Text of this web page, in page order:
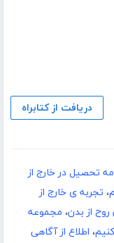
دریافت از کتابراه
تحصیل در خارج از
، تجربه ی خارج از
از بدن، مجموعه
، اطلاع از آگاهی